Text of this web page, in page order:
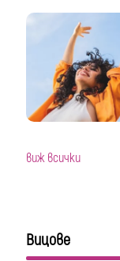
виж всички
Вицове